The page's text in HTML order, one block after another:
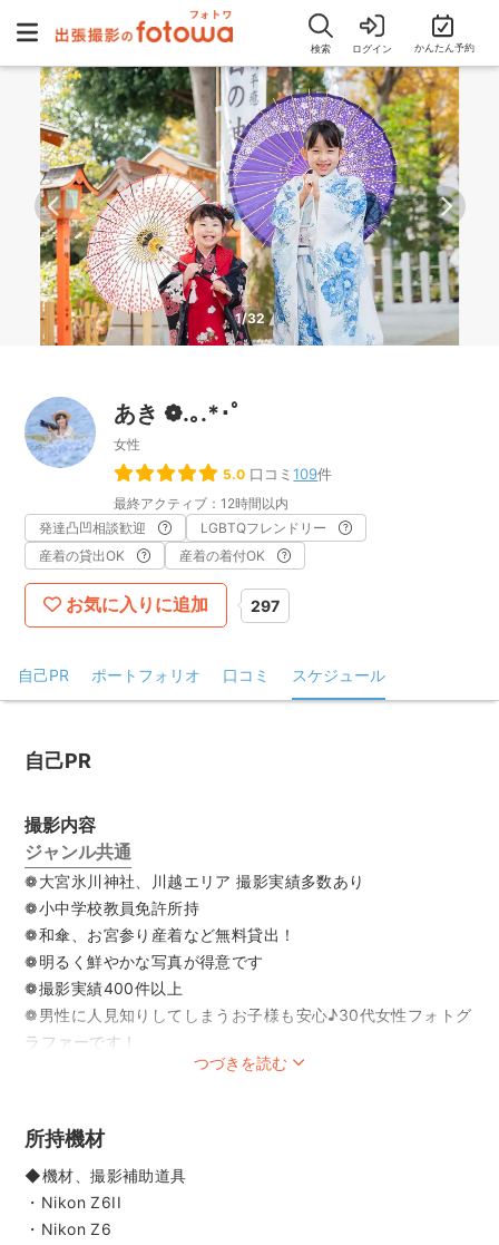
検索 ログイン かんたん予約
1/32
あき ❁.｡.*･ﾟ
女性
5.0 口コミ109件
最終アクティブ：12時間以内
発達凸凹相談歓迎
LGBTQフレンドリー
産着の貸出OK
産着の着付OK
お気に入りに追加 297
自己PR ポートフォリオ 口コミ スケジュール
自己PR
撮影内容
ジャンル共通
❁大宮氷川神社、川越エリア 撮影実績多数あり
❁小中学校教員免許所持
❁和傘、お宮参り産着など無料貸出！
❁明るく鮮やかな写真が得意です
❁撮影実績400件以上
❁男性に人見知りしてしまうお子様も安心♪30代女性フォトグ
ラファーです！
ください♪
@tajifilm_photo
(夫もフォトグラファーをしており共同アカウントです)
つづきを読む
所持機材
◆機材、撮影補助道具
・Nikon Z6II
・Nikon Z6